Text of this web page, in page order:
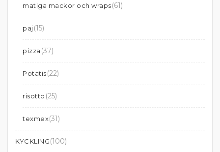
matiga mackor och wraps(61)
paj(15)
pizza (37)
Potatis(22)
risotto (25)
texmex(31)
KYCKLING(100)